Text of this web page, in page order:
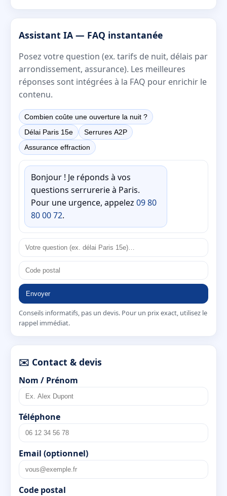
Assistant IA — FAQ instantanée
Posez votre question (ex. tarifs de nuit, délais par
arrondissement, assurance). Les meilleures
réponses sont intégrées à la FAQ pour enrichir le
contenu.
Combien coûte une ouverture la nuit ?
Délai Paris 15e
Serrures A2P
Assurance effraction
Bonjour ! Je réponds à vos
questions serrurerie à Paris.
Pour une urgence, appelez 09 80
80 00 72.
Envoyer
Conseils informatifs, pas un devis. Pour un prix exact, utilisez le
rappel immédiat.
✉️ Contact & devis
Nom / Prénom
Téléphone
Email (optionnel)
Code postal